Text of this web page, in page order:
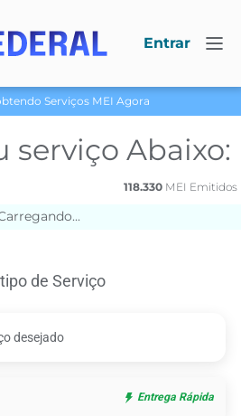
Entrar
Serviços МЕI Agora
serviço Abaixo:
118.330МЕI Emitidos
de Serviço
Entrega Rápida